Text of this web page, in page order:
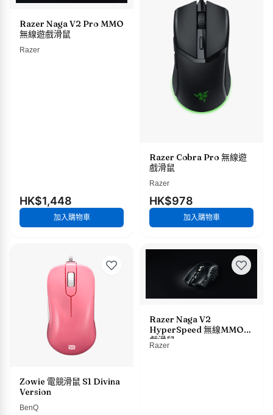
Razer Naga V2 Pro MMO
無線遊戲滑鼠
Razer
HK$1,448
加入購物車
Razer Cobra Pro 無線遊
戲滑鼠
Razer
HK$978
加入購物車
Zowie 電競滑鼠 S1 Divina
Version
BenQ
Razer Naga V2
HyperSpeed 無線MMO遊
戲滑鼠
Razer